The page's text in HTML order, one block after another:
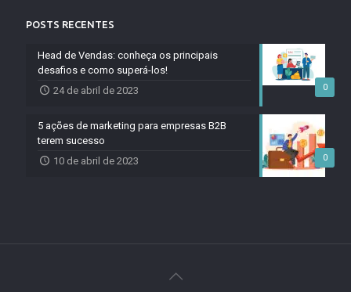
POSTS RECENTES
0
Head de Vendas: conheça os principais
desafios e como superá-los!
24 de abril de 2023
0
5 ações de marketing para empresas B2B
terem sucesso
10 de abril de 2023